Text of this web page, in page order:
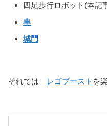
四足歩行ロボット(本記
車
城門
それでは レゴブースト を